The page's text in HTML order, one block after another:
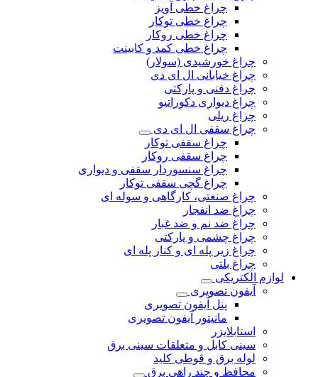
چراغ خطی آویز
چراغ خطی توکار
چراغ خطی روکار
چراغ خطی کمد و کابینت
چراغ خورشیدی (سولار)
چراغ خیابانی ال ای دی
چراغ دفنی و پارکتی
چراغ دیواری دکوراتیو
چراغ ریلی
چراغ سقفی ال ای دی
چراغ سقفی توکار
چراغ سقفی روکار
چراغ سنسوردار سقفی و دیواری
چراغ گچی سقفی توکار
چراغ صنعتی، کارگاهی و سوله ای
چراغ ضد انفجار
چراغ ضد نم و ضد غبار
چراغ چشمی و پارکتی
چراغ‌ زیر‌ پله‌ ای و کنار‌ پله‌ ای
چراغ بلتی
لوازم الکتریکی
آیفون تصویری
پنل آیفون تصویری
مانیتور آیفون تصویری
استابلایزر
سینی کابل و متعلقات سینی برق
لوله برق و قوطی کلید
محافظ و چند راهی برق